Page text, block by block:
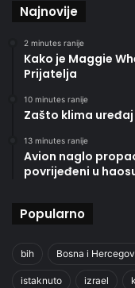
Najnovije
2 minutes ranije
Kako je Maggie
Prijatelja
10 minutes ranije
Zašto klima
13 minutes ranije
Avion naglo
povrijeđeni u
Popularno
bih Bosna i
istaknuto izrael